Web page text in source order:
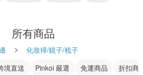
所有商品
化妝掃/鏡子/梳子
境直送
Pinkoi 嚴選 免運商品 折扣商